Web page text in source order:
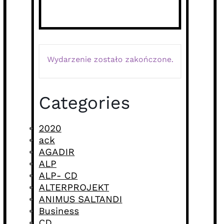
Wydarzenie zostało zakończone.
Categories
2020
ack
AGADIR
ALP
ALP- CD
ALTERPROJEKT
ANIMUS SALTANDI
Business